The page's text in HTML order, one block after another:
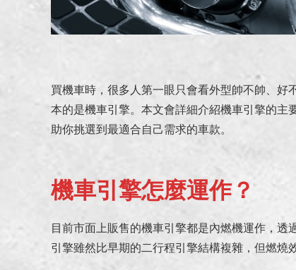
買機車時，很多人第一眼只會看外型帥不帥、
本的是機車引擎。本文會詳細介紹機車引擎的
助你挑選到最適合自己需求的車款。
機車引擎怎麼運作？
目前市面上販售的機車引擎都是內燃機運作，
引擎雖然比早期的二行程引擎結構複雜，但燃燒